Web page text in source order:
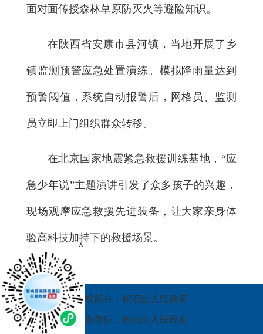
面对面传授森林草原防灭火等避险知识。
在陕西省安康市县河镇，当地开展了乡
镇监测预警应急处置演练。模拟降雨量达到
预警阈值，系统自动报警后，网格员、监测
员立即上门组织群众转移。
在北京国家地震紧急救援训练基地，“应
急少年说”主题演讲引发了众多孩子的兴趣，
现场观摩应急救援先进装备，让大家亲身体
验高科技加持下的救援场景。
版权所有：积石山人民政府
承办单位：积石山人民政府
x